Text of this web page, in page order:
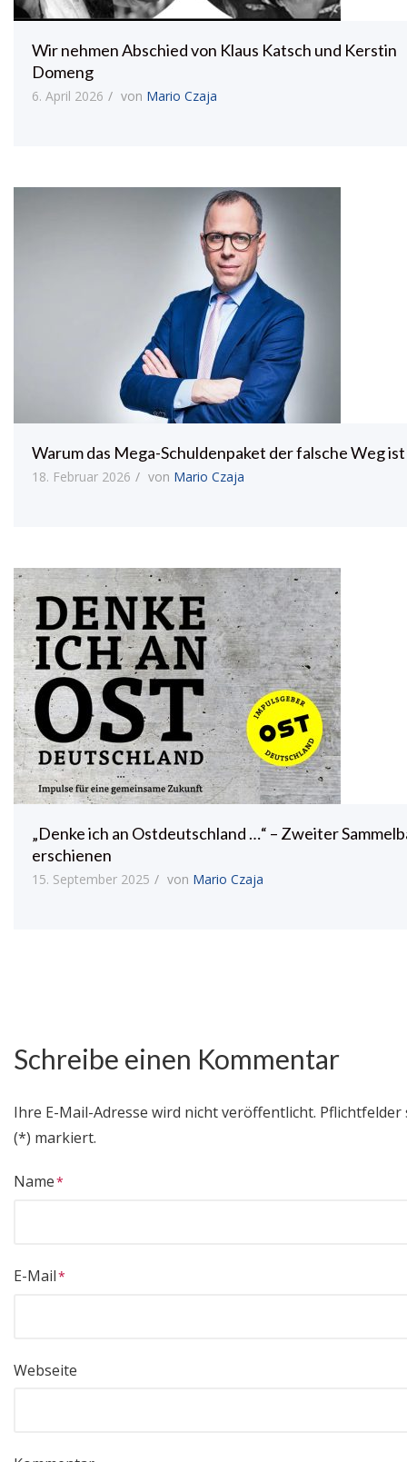
Wir nehmen Abschied von Klaus Katsch und Kerstin
Domeng
6. April 2026 von Mario Czaja
Warum das Mega-Schuldenpaket der falsche Weg ist
18. Februar 2026 von Mario Czaja
„Denke ich an Ostdeutschland …“ – Zweiter
erschienen
15. September 2025 von Mario Czaja
Schreibe einen Kommentar
Ihre E-Mail-Adresse wird nicht veröffentlicht. Pflichtfelder
(*) markiert.
Name
E-Mail
Webseite